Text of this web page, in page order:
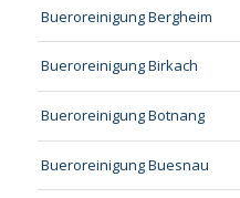
Bueroreinigung Bergheim
Bueroreinigung Birkach
Bueroreinigung Botnang
Bueroreinigung Buesnau